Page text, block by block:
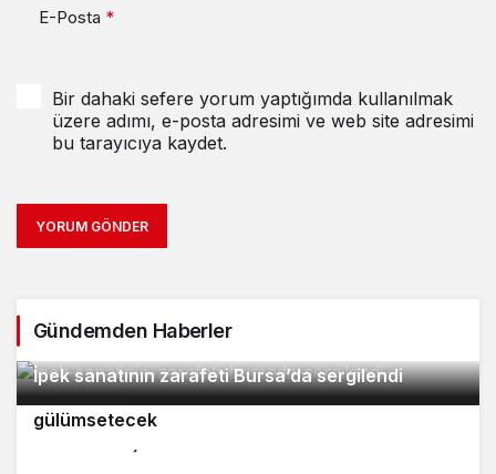
E-Posta *
Bir dahaki sefere yorum yaptığımda kullanılmak
üzere adımı, e-posta adresimi ve web site adresimi
bu tarayıcıya kaydet.
YORUM GÖNDER
Gündemden Haberler
İpek sanatının zarafeti Bursa’da sergilendi
Orhaneli’nin turizm potansiyeli Bursa’yı
gülümsetecek
3
4
Bursa’da öğrencilere polislik tanıtımı ve güvenlik